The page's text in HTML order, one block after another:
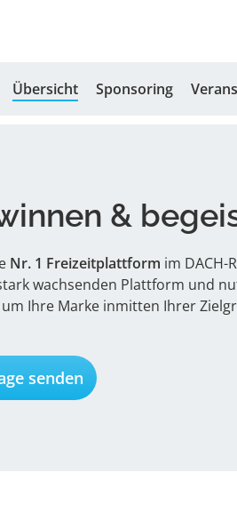
Übersicht Sponsoring
&
Nr. 1 Freizeitplattform im DACH-
wachsenden Plattform und
Ihre Marke inmitten Ihrer
senden